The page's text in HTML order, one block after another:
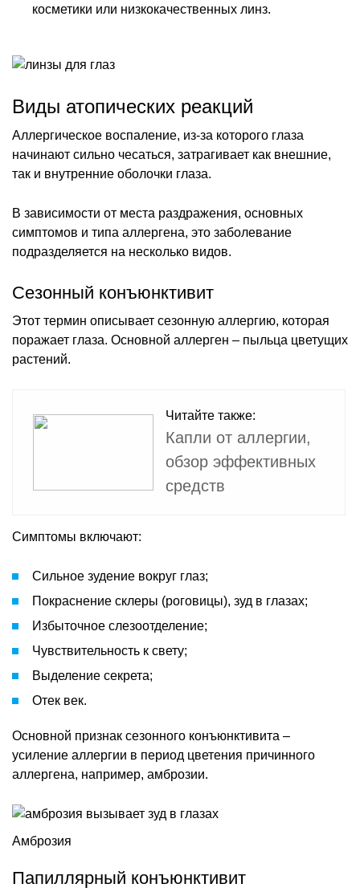
косметики или низкокачественных линз.
Виды атопических реакций
Аллергическое воспаление, из-за которого глаза
начинают сильно чесаться, затрагивает как внешние,
так и внутренние оболочки глаза.
В зависимости от места раздражения, основных
симптомов и типа аллергена, это заболевание
подразделяется на несколько видов.
Сезонный конъюнктивит
Этот термин описывает сезонную аллергию, которая
поражает глаза. Основной аллерген – пыльца цветущих
растений.
Читайте также:
Капли от аллергии,
обзор эффективных
средств
Симптомы включают:
Сильное зудение вокруг глаз;
Покраснение склеры (роговицы), зуд в глазах;
Избыточное слезоотделение;
Чувствительность к свету;
Выделение секрета;
Отек век.
Основной признак сезонного конъюнктивита –
усиление аллергии в период цветения причинного
аллергена, например, амброзии.
Амброзия
Папиллярный конъюнктивит